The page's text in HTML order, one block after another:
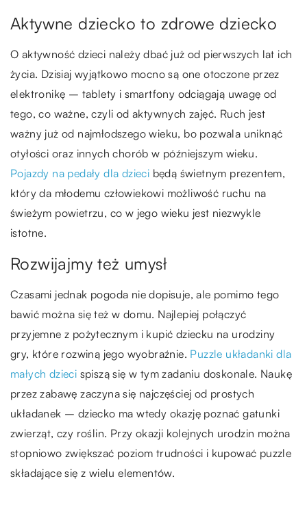
Aktywne dziecko to zdrowe dziecko
O aktywność dzieci należy dbać już od pierwszych lat ich
życia. Dzisiaj wyjątkowo mocno są one otoczone przez
elektronikę – tablety i smartfony odciągają uwagę od
tego, co ważne, czyli od aktywnych zajęć. Ruch jest
ważny już od najmłodszego wieku, bo pozwala uniknąć
otyłości oraz innych chorób w późniejszym wieku.
Pojazdy na pedały dla dzieci będą świetnym prezentem,
który da młodemu człowiekowi możliwość ruchu na
świeżym powietrzu, co w jego wieku jest niezwykle
istotne.
Rozwijajmy też umysł
Czasami jednak pogoda nie dopisuje, ale pomimo tego
bawić można się też w domu. Najlepiej połączyć
przyjemne z pożytecznym i kupić dziecku na urodziny
gry, które rozwiną jego wyobraźnie. Puzzle układanki dla
małych dzieci spiszą się w tym zadaniu doskonale. Naukę
przez zabawę zaczyna się najczęściej od prostych
układanek – dziecko ma wtedy okazję poznać gatunki
zwierząt, czy roślin. Przy okazji kolejnych urodzin można
stopniowo zwiększać poziom trudności i kupować puzzle
składające się z wielu elementów.